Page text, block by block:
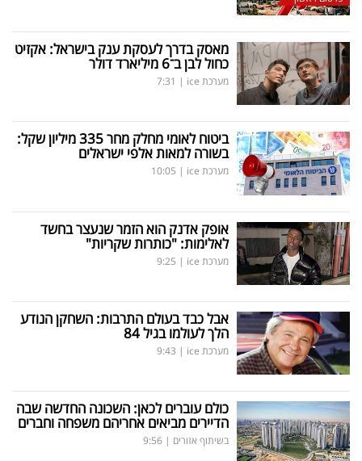
מאסק בדרך לעסקת ענק בישראל: אקזיט
כחול לבן ב־6 מיליארד דולר
מערכת ice |
7:31
ביטוח לאומי מחלק מחר 335 מיליון שקל:
בשורה למאות אלפי ישראלים
מערכת ice |
10:05
אופק אדנק הוא הזמר שנעצר בחשד
לאלימות: "כותרות שקריות"
מערכת ice |
9:25
אבל כבד בעולם התרבות: השחקן הנודע
הלך לעולמו בגיל 84
מערכת ice |
9:43
כולם עוברים לכאן: השכונה החדשה שבה
הדיירים מביאים אחריהם משפחה וחברים
בשיתוף אזורים |
9:56